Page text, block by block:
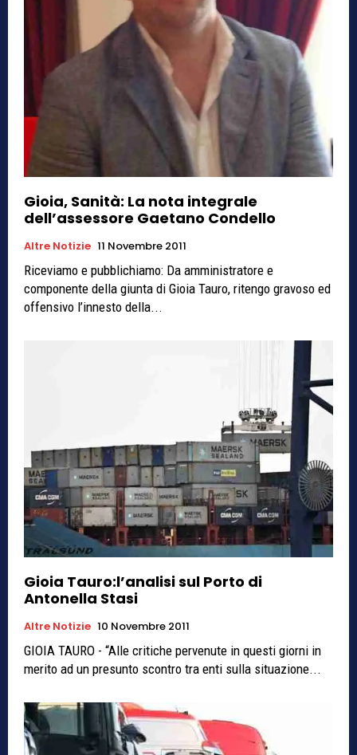
Gioia, Sanità: La nota integrale
dell’assessore Gaetano Condello
Altre Notizie 11 Novembre 2011
Riceviamo e pubblichiamo: Da amministratore e
componente della giunta di Gioia Tauro, ritengo gravoso ed
offensivo l’innesto della...
Gioia Tauro:l’analisi sul Porto di
Antonella Stasi
Altre Notizie 10 Novembre 2011
GIOIA TAURO - “Alle critiche pervenute in questi giorni in
merito ad un presunto scontro tra enti sulla situazione...